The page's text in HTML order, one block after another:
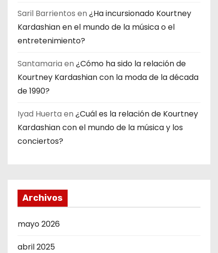
Saril Barrientos en ¿Ha incursionado Kourtney
Kardashian en el mundo de la música o el
entretenimiento?
Santamaria en ¿Cómo ha sido la relación de
Kourtney Kardashian con la moda de la década
de 1990?
Iyad Huerta en ¿Cuál es la relación de Kourtney
Kardashian con el mundo de la música y los
conciertos?
Archivos
mayo 2026
abril 2025